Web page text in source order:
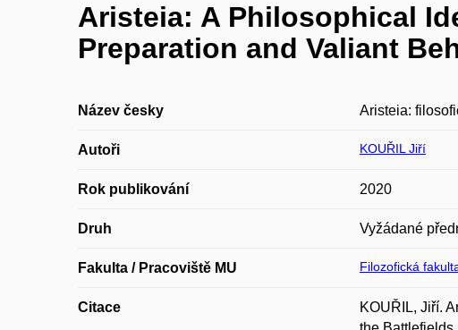
Aristeia: A Philosophical
Preparation and Valiant
Název česky Aristeia:
Autoři KOUŘIL Jiří
Rok publikování 2020
Druh Vyžádané
Fakulta / Pracoviště MU Filozofická
Citace
KOUŘIL, Jiří.